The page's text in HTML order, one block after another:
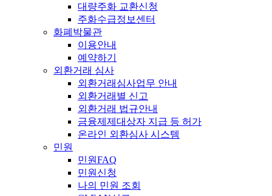
대량주화 교환신청
주화수급정보센터
화폐박물관
이용안내
예약하기
외환거래 심사
외환거래심사업무 안내
외환거래별 신고
외환거래 법규안내
금융제제대상자 지급 등 허가
온라인 외환심사 시스템
민원
민원FAQ
민원신청
나의 민원 조회